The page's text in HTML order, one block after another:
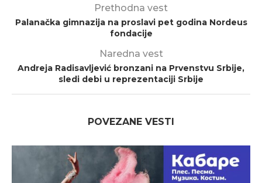
Prethodna vest
Palanačka gimnazija na proslavi pet godina Nordeus
fondacije
Naredna vest
Andreja Radisavljević bronzani na Prvenstvu Srbije,
sledi debi u reprezentaciji Srbije
POVEZANE VESTI